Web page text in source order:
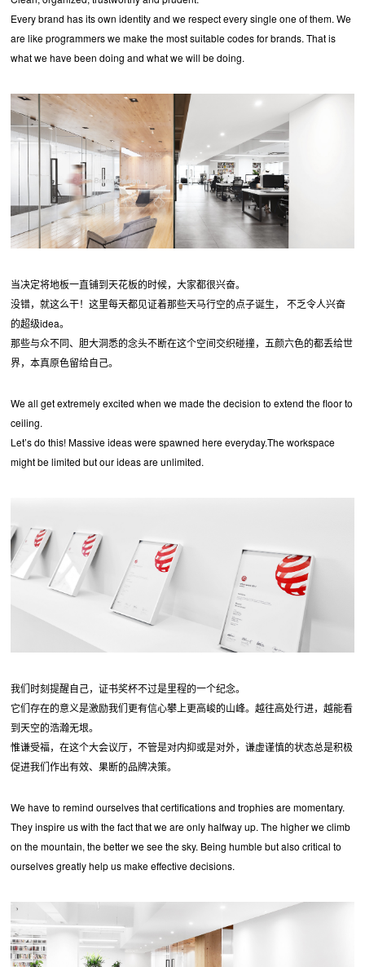
Every brand has its own identity and we respect every single one of them. We
are like programmers we make the most suitable codes for brands. That is
what we have been doing and what we will be doing.
当决定将地板一直铺到天花板的时候，大家都很兴奋。
没错，就这么干！这里每天都见证着那些天马行空的点子诞生， 不乏令人兴奋
的超级idea。
那些与众不同、胆大洞悉的念头不断在这个空间交织碰撞，五颜六色的都丢给世
界，本真原色留给自己。
We all get extremely excited when we made the decision to extend the floor to
ceiling.
Let’s do this! Massive ideas were spawned here everyday.The workspace
might be limited but our ideas are unlimited.
我们时刻提醒自己，证书奖杯不过是里程的一个纪念。
它们存在的意义是激励我们更有信心攀上更高峻的山峰。越往高处行进，越能看
到天空的浩瀚无垠。
惟谦受福，在这个大会议厅，不管是对内抑或是对外，谦虚谨慎的状态总是积极
促进我们作出有效、果断的品牌决策。
We have to remind ourselves that certifications and trophies are momentary.
They inspire us with the fact that we are only halfway up. The higher we climb
on the mountain, the better we see the sky. Being humble but also critical to
ourselves greatly help us make effective decisions.